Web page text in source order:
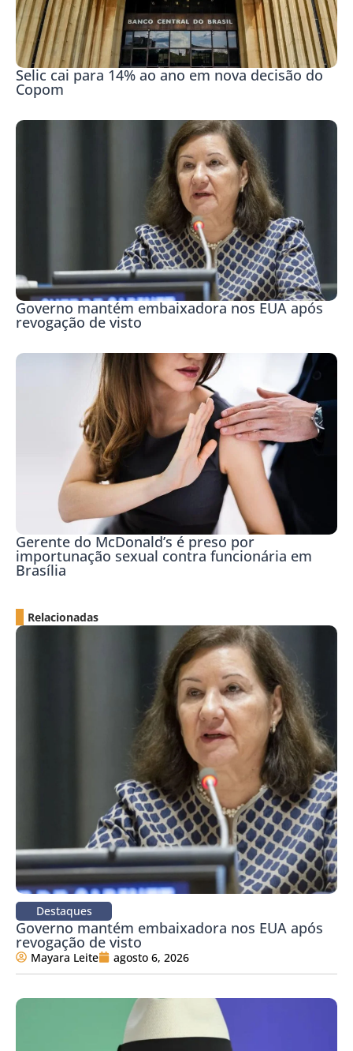
Selic cai para 14% ao ano em nova decisão do
Copom
Governo mantém embaixadora nos EUA após
revogação de visto
Gerente do McDonald’s é preso por
importunação sexual contra funcionária em
Brasília
Relacionadas
Destaques
Governo mantém embaixadora nos EUA após
revogação de visto
Mayara Leite agosto 6, 2026